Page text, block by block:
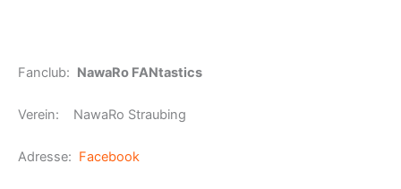
Fanclub: NawaRo FANtastics
Verein: NawaRo Straubing
Adresse: Facebook